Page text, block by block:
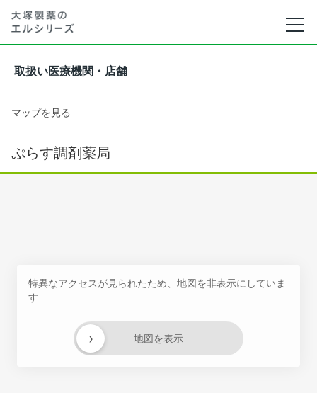
取扱い医療機関・店舗
マップを見る
ぷらす調剤薬局
特異なアクセスが見られたため、地図を非表示にしていま
す
地図を表示
›